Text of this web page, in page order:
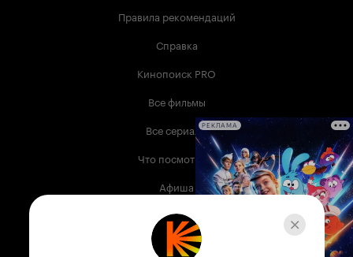
Правила рекомендаций
Справка
Кинопоиск PRO
Все фильмы
Все сериалы
Что посмотреть
Афиша
Музыка
Телепрограмма
РЕКЛАМА